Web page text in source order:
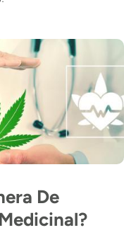
De